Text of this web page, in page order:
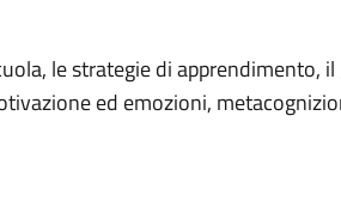
le strategie di apprendimento,
ed emozioni,